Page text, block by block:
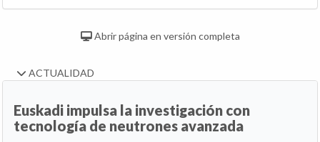
Abrir página en versión completa
ACTUALIDAD
Euskadi impulsa la investigación con
tecnología de neutrones avanzada